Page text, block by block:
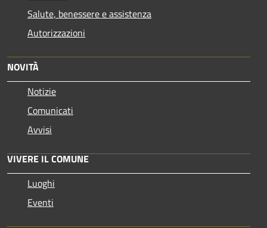
Salute, benessere e assistenza
Autorizzazioni
NOVITÀ
Notizie
Comunicati
Avvisi
VIVERE IL COMUNE
Luoghi
Eventi